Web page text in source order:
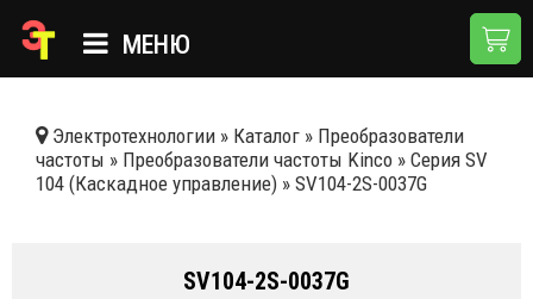
МЕНЮ
КАТАЛОГ
Электротехнологии » Каталог » Преобразователи
частоты » Преобразователи частоты Kinco » Серия SV
104 (Каскадное управление) » SV104-2S-0037G
SV104-2S-0037G